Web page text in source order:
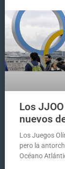
Los
nuevos
Los Juegos
pero la
Océano